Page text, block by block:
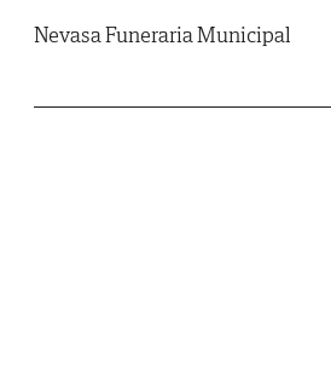
Nevasa Funeraria Municipal